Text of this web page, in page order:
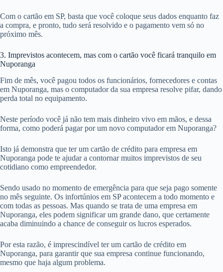
Com o cartão em SP, basta que você coloque seus dados enquanto faz
a compra, e pronto, tudo será resolvido e o pagamento vem só no
próximo mês.
3. Imprevistos acontecem, mas com o cartão você ficará tranquilo em
Nuporanga
Fim de mês, você pagou todos os funcionários, fornecedores e contas
em Nuporanga, mas o computador da sua empresa resolve pifar, dando
perda total no equipamento.
Neste período você já não tem mais dinheiro vivo em mãos, e dessa
forma, como poderá pagar por um novo computador em Nuporanga?
Isto já demonstra que ter um cartão de crédito para empresa em
Nuporanga pode te ajudar a contornar muitos imprevistos de seu
cotidiano como empreendedor.
Sendo usado no momento de emergência para que seja pago somente
no mês seguinte. Os infortúnios em SP acontecem a todo momento e
com todas as pessoas. Mas quando se trata de uma empresa em
Nuporanga, eles podem significar um grande dano, que certamente
acaba diminuindo a chance de conseguir os lucros esperados.
Por esta razão, é imprescindível ter um cartão de crédito em
Nuporanga, para garantir que sua empresa continue funcionando,
mesmo que haja algum problema.